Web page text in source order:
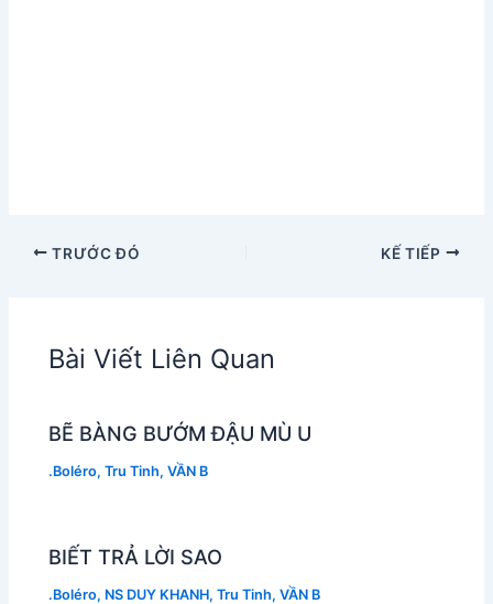
TRƯỚC ĐÓ KẾ TIẾP
Bài Viết Liên Quan
BẼ BÀNG BƯỚM ĐẬU MÙ U
.Boléro,Tru Tinh,VẦN B
BIẾT TRẢ LỜI SAO
.Boléro, NS DUY KHANH,Tru Tinh,VẦN B